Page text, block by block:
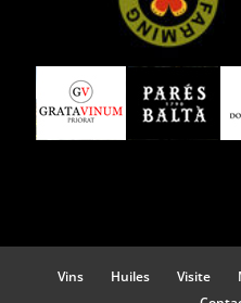
Vins Huiles Visite